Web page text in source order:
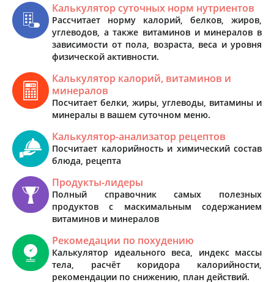
Калькулятор суточных норм нутриентов
Рассчитает норму калорий, белков, жиров,
углеводов, а также витаминов и минералов в
зависимости от пола, возраста, веса и уровня
физической активности.
Калькулятор калорий, витаминов и
минералов
Посчитает белки, жиры, углеводы, витамины и
минералы в вашем суточном меню.
Калькулятор-анализатор рецептов
Посчитает калорийность и химический состав
блюда, рецепта
Продукты-лидеры
Полный справочник самых полезных
продуктов с маскимальным содержанием
витаминов и минералов
Рекомедации по похудению
Калькулятор идеального веса, индекс массы
тела, расчёт коридора калорийности,
рекомендации по снижению, план действий.